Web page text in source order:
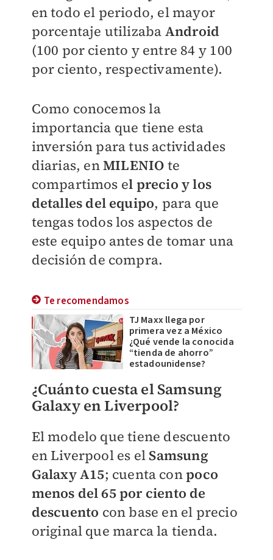
en todo el periodo, el mayor
porcentaje utilizaba Android
(100 por ciento y entre 84 y 100
por ciento, respectivamente).
Como conocemos la
importancia que tiene esta
inversión para tus actividades
diarias, enMILENIO te
compartimos el precio y los
detalles del equipo, para que
tengas todos los aspectos de
este equipo antes de tomar una
decisión de compra.
Te recomendamos
TJ Maxx llega por
primera vez a México
¿Qué vende la conocida
“tienda de ahorro”
estadounidense?
¿Cuánto cuesta el Samsung
Galaxy en Liverpool?
El modelo que tiene descuento
en Liverpool es el Samsung
Galaxy A15; cuenta conpoco
menos del 65 por ciento de
descuento con base en el precio
original que marca la tienda.